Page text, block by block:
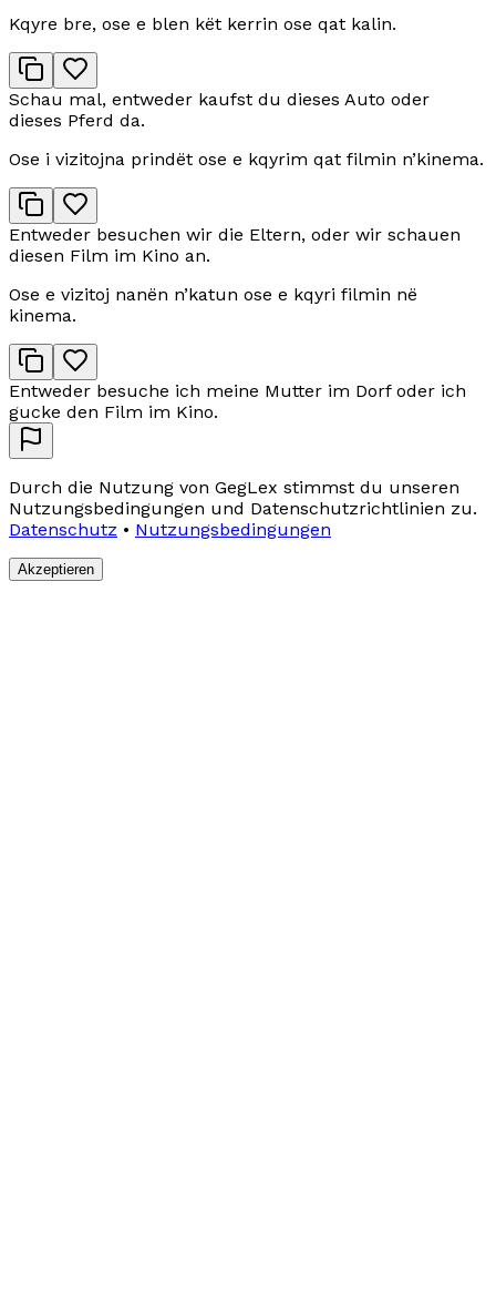
Kqyre bre, ose e blen kët kerrin ose qat kalin.
Schau mal, entweder kaufst du dieses Auto oder
dieses Pferd da.
Ose i vizitojna prindët ose e kqyrim qat filmin n’kinema.
Entweder besuchen wir die Eltern, oder wir schauen
diesen Film im Kino an.
Ose e vizitoj nanën n’katun ose e kqyri filmin në
kinema.
Entweder besuche ich meine Mutter im Dorf oder ich
gucke den Film im Kino.
Durch die Nutzung von GegLex stimmst du unseren
Nutzungsbedingungen und Datenschutzrichtlinien zu.
Datenschutz • Nutzungsbedingungen
Akzeptieren